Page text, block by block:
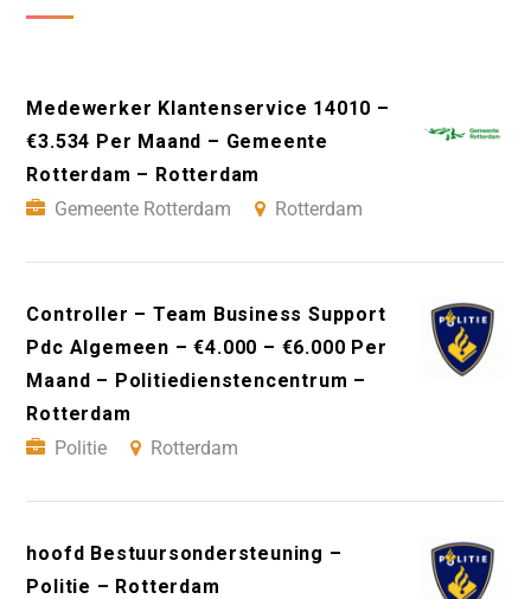
Medewerker Klantenservice 14010 –
€3.534 Per Maand – Gemeente
Rotterdam – Rotterdam
Gemeente Rotterdam
Rotterdam
Controller – Team Business Support
Pdc Algemeen – €4.000 – €6.000 Per
Maand – Politiedienstencentrum –
Rotterdam
Politie
Rotterdam
hoofd Bestuursondersteuning –
Politie – Rotterdam